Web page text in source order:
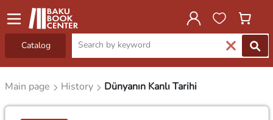
Catalog
Main page History Dünyanın Kanlı Tarihi